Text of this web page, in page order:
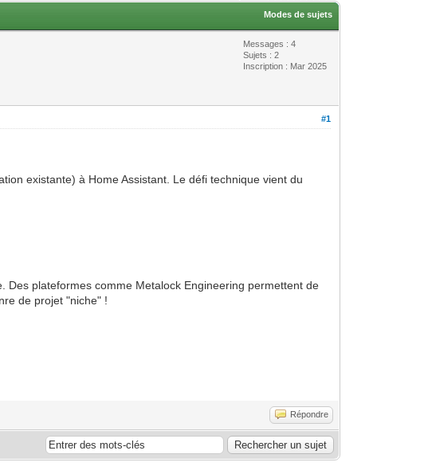
Modes de sujets
Messages : 4
Sujets : 2
Inscription : Mar 2025
#1
existante) à Home Assistant. Le défi technique vient du
Des plateformes comme Metalock Engineering permettent de
de projet "niche" !
Répondre